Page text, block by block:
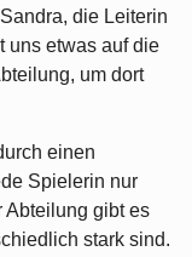
die Leiterin
uns etwas auf die
um dort
einen
Spielerin nur
Abteilung gibt es
stark sind.